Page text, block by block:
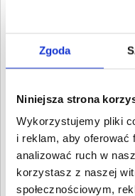
Zgoda
Niniejsza strona
Wykorzystujemy pliki
i reklam, aby oferować
analizować ruch w
korzystasz z naszej
społecznościowym,